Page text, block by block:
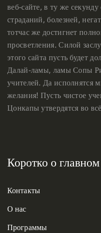
веб-сайте, в ту же
страданий, болезней,
тотчас же достигнет
просветления. Силой
этого сайта пусть будет
Далай-ламы, ламы Сопы
учителей. Да исполнятся
желания! Пусть чистое
Цонкапы утвердятся во
Коротко о главном
Контакты
О нас
Программы